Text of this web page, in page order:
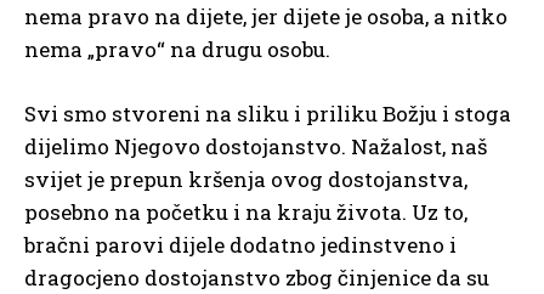
nema pravo na dijete, jer dijete je osoba, a nitko
nema „pravo“ na drugu osobu.
Svi smo stvoreni na sliku i priliku Božju i stoga
dijelimo Njegovo dostojanstvo. Nažalost, naš
svijet je prepun kršenja ovog dostojanstva,
posebno na početku i na kraju života. Uz to,
bračni parovi dijele dodatno jedinstveno i
dragocjeno dostojanstvo zbog činjenice da su